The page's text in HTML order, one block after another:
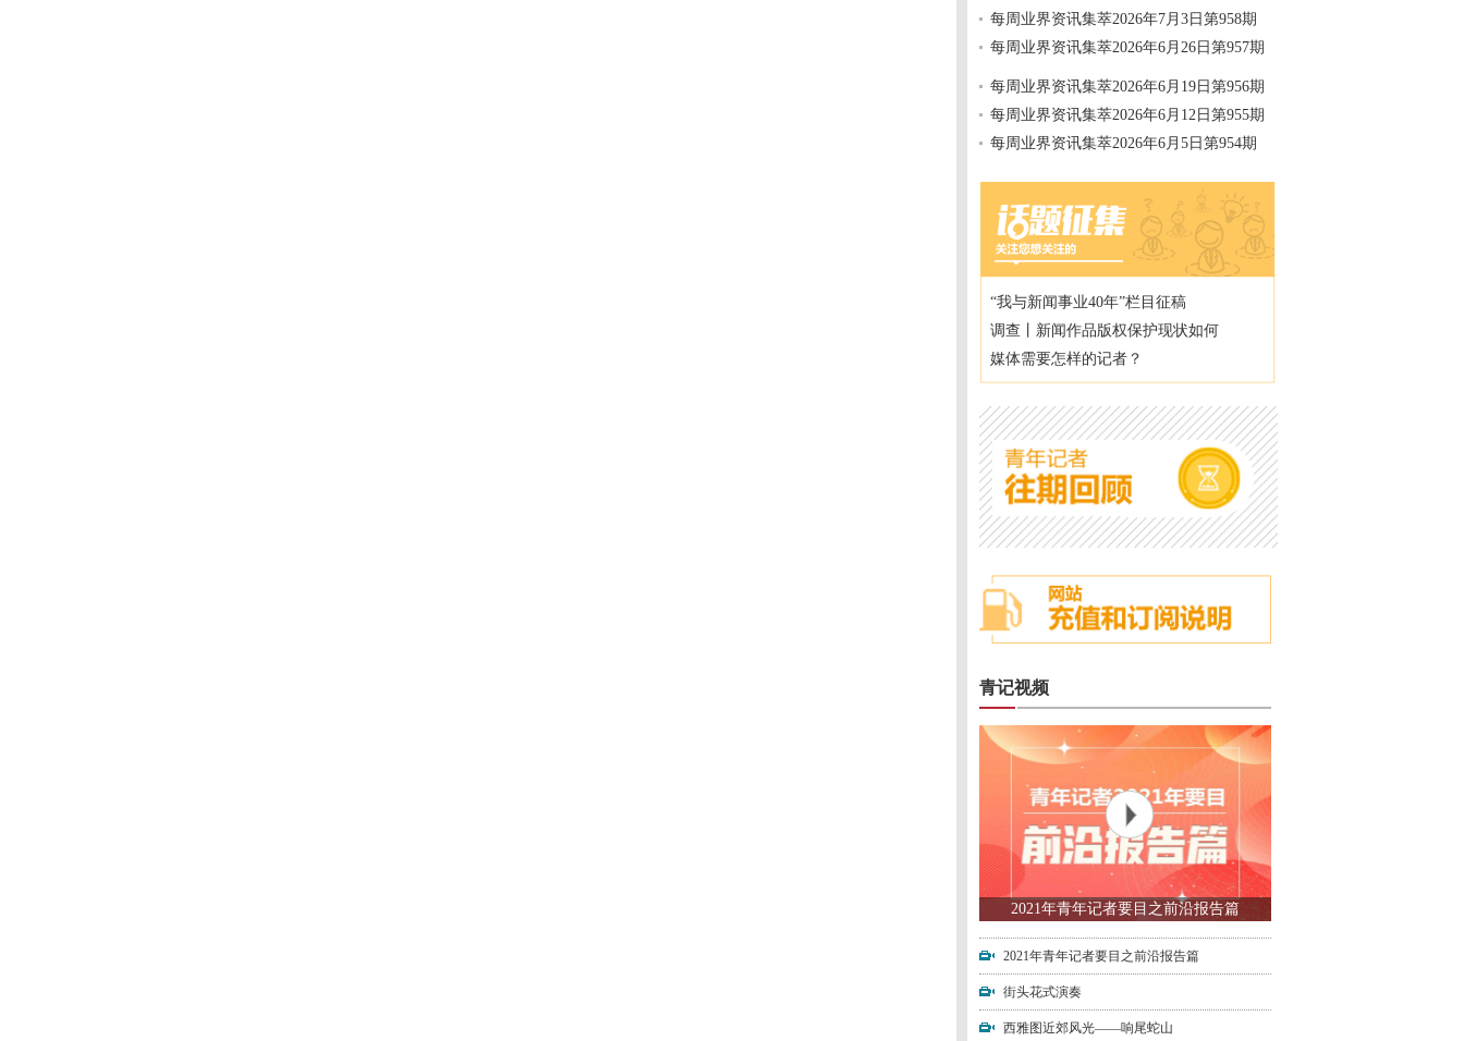
每周业界资讯集萃2026年7月3日第958期
每周业界资讯集萃2026年6月26日第957期
每周业界资讯集萃2026年6月19日第956期
每周业界资讯集萃2026年6月12日第955期
每周业界资讯集萃2026年6月5日第954期
“我与新闻事业40年”栏目征稿
调查丨新闻作品版权保护现状如何
媒体需要怎样的记者？
青记视频
2021年青年记者要目之前沿报告篇
2021年青年记者要目之前沿报告篇
街头花式演奏
西雅图近郊风光——响尾蛇山